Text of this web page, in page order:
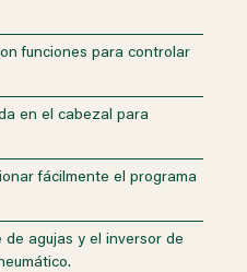
funciones para controlar
en el cabezal para
fácilmente el programa
agujas y el inversor de